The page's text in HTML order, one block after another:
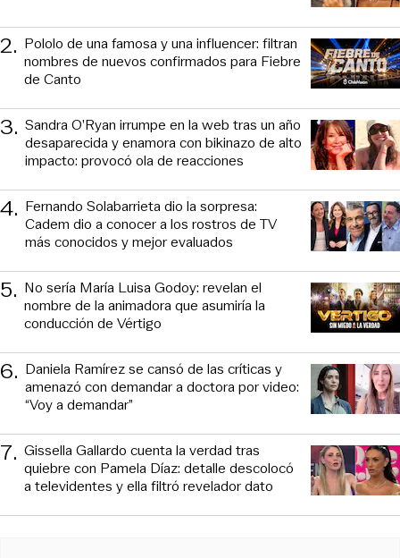
2. Pololo de una famosa y una influencer: filtran
nombres de nuevos confirmados para Fiebre
de Canto
3. Sandra O’Ryan irrumpe en la web tras un año
desaparecida y enamora con bikinazo de alto
impacto: provocó ola de reacciones
4. Fernando Solabarrieta dio la sorpresa:
Cadem dio a conocer a los rostros de TV
más conocidos y mejor evaluados
5. No sería María Luisa Godoy: revelan el
nombre de la animadora que asumiría la
conducción de Vértigo
6. Daniela Ramírez se cansó de las críticas y
amenazó con demandar a doctora por video:
“Voy a demandar”
7. Gissella Gallardo cuenta la verdad tras
quiebre con Pamela Díaz: detalle descolocó
a televidentes y ella filtró revelador dato